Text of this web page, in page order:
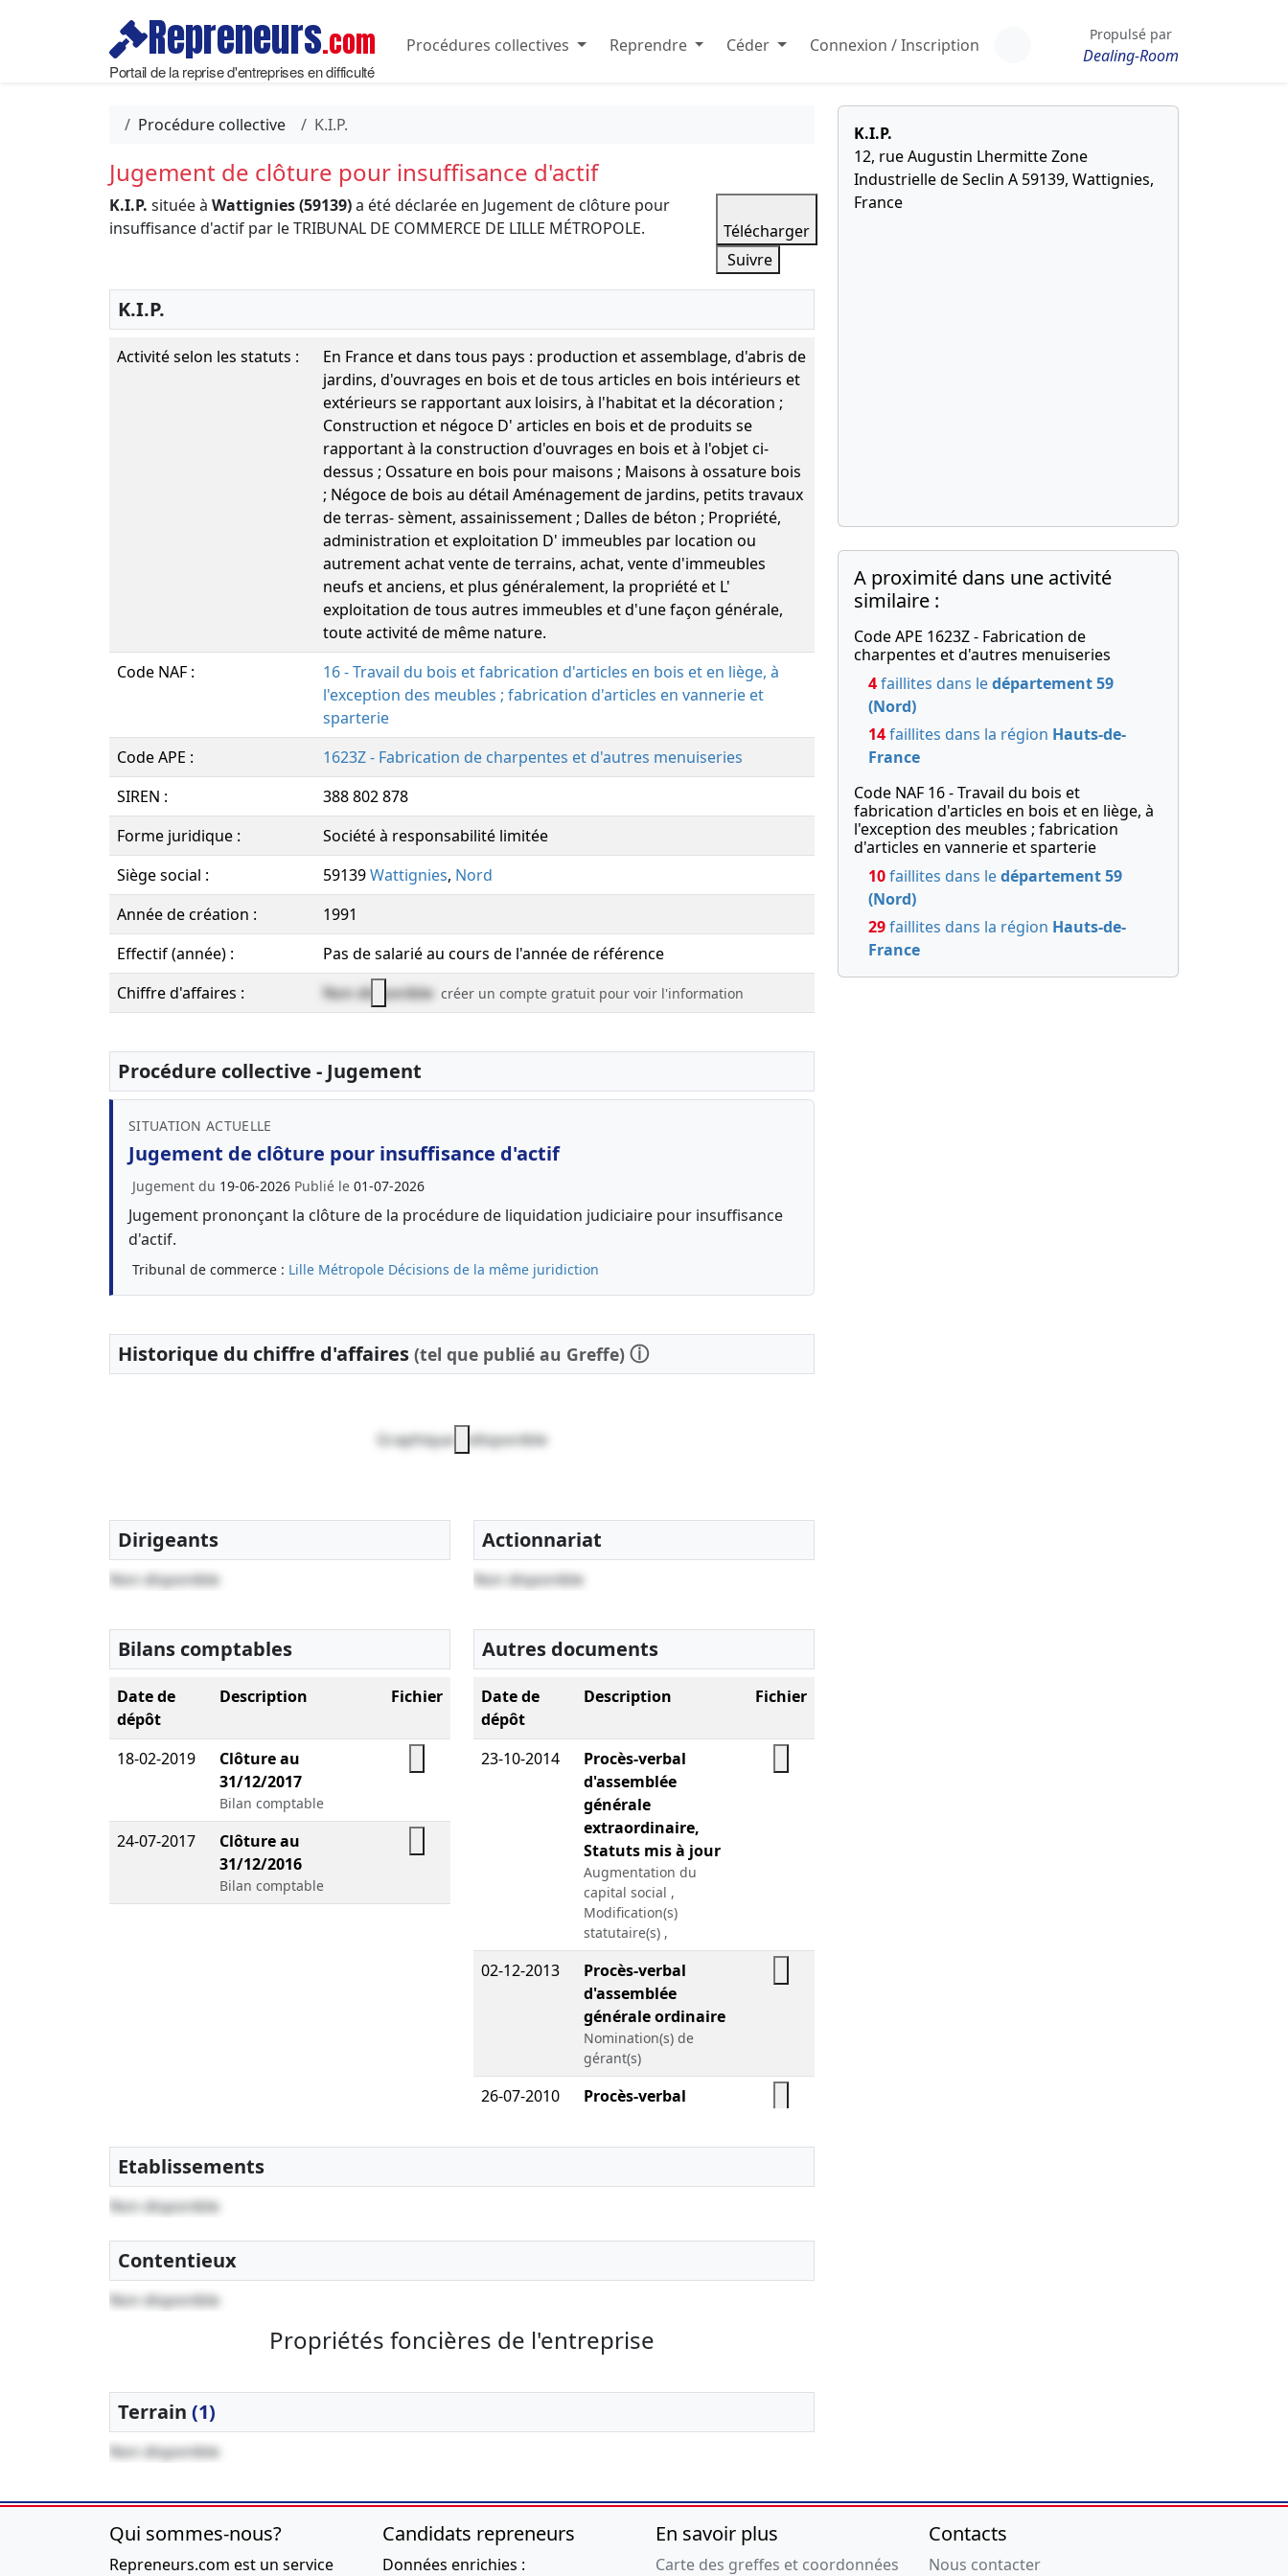
Repreneurs.com
Portail de la reprise d'entreprises en difficulté
Procédures collectives Reprendre Céder Connexion / Inscription
Propulsé par
Dealing-Room
Procédure collective K.I.P.
Jugement de clôture pour insuffisance d'actif
K.I.P. située à Wattignies (59139)a été déclarée en Jugement de clôture pour
insuffisance d'actif par le TRIBUNAL DE COMMERCE DE LILLE MÉTROPOLE.
Télécharger
Suivre
K.I.P.
Activité selon les statuts :
En France et dans tous pays : production et assemblage, d'abris de
jardins, d'ouvrages en bois et de tous articles en bois intérieurs et
extérieurs se rapportant aux loisirs, à l'habitat et la décoration ;
Construction et négoce D' articles en bois et de produits se
rapportant à la construction d'ouvrages en bois et à l'objet ci-
dessus ; Ossature en bois pour maisons ; Maisons à ossature bois
; Négoce de bois au détail Aménagement de jardins, petits travaux
de terras- sèment, assainissement ; Dalles de béton ; Propriété,
administration et exploitation D' immeubles par location ou
autrement achat vente de terrains, achat, vente d'immeubles
neufs et anciens, et plus généralement, la propriété et L'
exploitation de tous autres immeubles et d'une façon générale,
toute activité de même nature.
Code NAF :
16 - Travail du bois et fabrication d'articles en bois et en liège, à
l'exception des meubles ; fabrication d'articles en vannerie et
sparterie
Code APE :
1623Z - Fabrication de charpentes et d'autres menuiseries
SIREN :
388 802 878
Forme juridique :
Société à responsabilité limitée
Siège social :
59139Wattignies, Nord
Année de création :
1991
Effectif (année) :
Pas de salarié au cours de l'année de référence
Chiffre d'affaires :
Non disponible créer un compte gratuit pour voir l'information
Procédure collective - Jugement
SITUATION ACTUELLE
Jugement de clôture pour insuffisance d'actif
Jugement du 19-06-2026 Publié le 01-07-2026
Jugement prononçant la clôture de la procédure de liquidation judiciaire pour insuffisance
d'actif.
Tribunal de commerce : Lille Métropole Décisions de la même juridiction
Historique du chiffre d'affaires (tel que publié au Greffe) ⓘ
Graphique indisponible
Dirigeants
Non disponible
Actionnariat
Non disponible
Bilans comptables
Date de
dépôt
Description Fichier
18-02-2019
Clôture au
31/12/2017
Bilan comptable
24-07-2017
Clôture au
31/12/2016
Bilan comptable
Autres documents
Date de
dépôt
Description Fichier
23-10-2014
Procès-verbal
d'assemblée
générale
extraordinaire,
Statuts mis à jour
Augmentation du
capital social ,
Modification(s)
statutaire(s) ,
02-12-2013
Procès-verbal
d'assemblée
générale ordinaire
Nomination(s) de
gérant(s)
26-07-2010
Procès-verbal
générale, Acte sous
mis à jour
26-07-2010
Procès-verbal
générale, Acte sous
seing privé, Statuts
d'assemblée
générale, Acte sous
mis à jour
Etablissements
Non disponible
Contentieux
Non disponible
Propriétés foncières de l'entreprise
Terrain (1)
Non disponible
K.I.P.
12, rue Augustin Lhermitte Zone
Industrielle de Seclin A 59139, Wattignies,
France
A proximité dans une activité
similaire :
Code APE 1623Z - Fabrication de
charpentes et d'autres menuiseries
4faillites dans ledépartement 59
(Nord)
14faillites dans la région Hauts-de-
France
Code NAF 16 - Travail du bois et
fabrication d'articles en bois et en liège, à
l'exception des meubles ; fabrication
d'articles en vannerie et sparterie
10faillites dans ledépartement 59
(Nord)
29faillites dans la région Hauts-de-
France
Qui sommes-nous?
Repreneurs.com est un service
Candidats repreneurs
Données enrichies :
En savoir plus
Carte des greffes et coordonnées
Contacts
Nous contacter